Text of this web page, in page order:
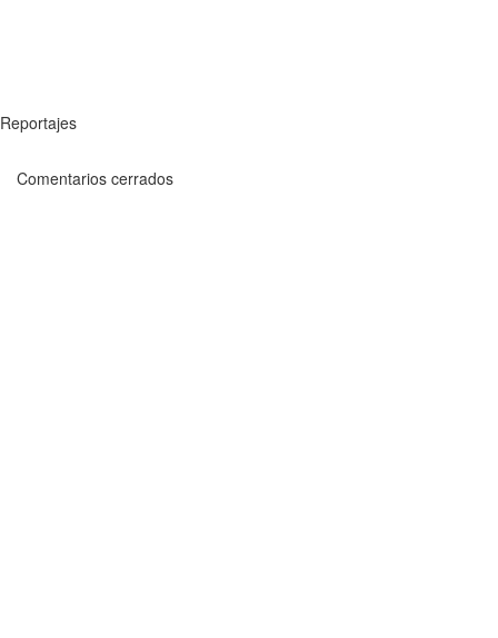
Reportajes
Comentarios cerrados